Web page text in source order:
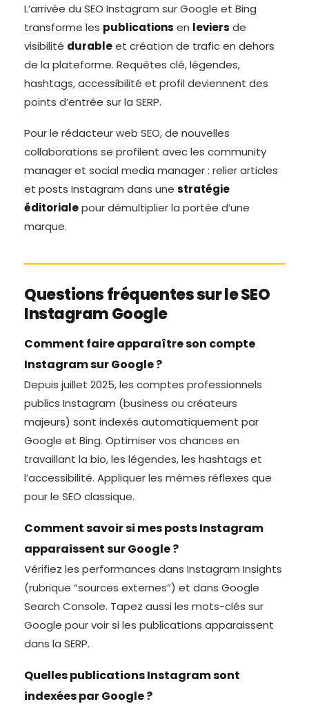
L’arrivée du SEO Instagram sur Google et Bing
transforme les publications en leviers de
visibilité durableet création de trafic en dehors
de la plateforme. Requêtes clé, légendes,
hashtags, accessibilité et profil deviennent des
points d’entrée sur la SERP.
Pour le rédacteur web SEO, de nouvelles
collaborations se profilent avec les community
manager et social media manager : relier articles
et posts Instagram dans une stratégie
éditorialepour démultiplier la portée d’une
marque.
Questions fréquentes sur le SEO
Instagram Google
Comment faire apparaître son compte
Instagram sur Google ?
Depuis juillet 2025, les comptes professionnels
publics Instagram (business ou créateurs
majeurs) sont indexés automatiquement par
Google et Bing. Optimiser vos chances en
travaillant la bio, les légendes, les hashtags et
l’accessibilité. Appliquer les mêmes réflexes que
pour le SEO classique.
Comment savoir si mes posts Instagram
apparaissent sur Google ?
Vérifiez les performances dans Instagram Insights
(rubrique “sources externes”) et dans Google
Search Console. Tapez aussi les mots-clés sur
Google pour voir si les publications apparaissent
dans la SERP.
Quelles publications Instagram sont
indexées par Google ?